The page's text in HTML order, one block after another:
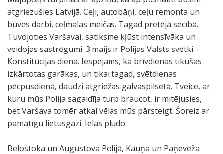
atgriezušies Latvijā. Ceļi, autobāņi, ceļu remonta un
būves darbi, ceļmalas meičas. Tagad pretējā secībā.
Tuvojoties Varšavai, satiksme kļūst intensīvāka un
veidojas sastrēgumi. 3.maijs ir Polijas Valsts svētki –
Konstitūcijas diena. Iespējams, ka brīvdienas tikušas
izkārtotas garākas, un tikai tagad, svētdienas
pēcpusdienā, daudzi atgriežas galvaspilsētā. Tveice, ar
kuru mūs Polija sagaidīja turp braucot, ir mitējusies,
bet Varšava tomēr atkal vēlas mūs pārsteigt. Šoreiz ar
pamatīgu lietusgāzi. Ielas pludo.
Belostoka un Augustova Polijā, Kauņa un Paņevēža